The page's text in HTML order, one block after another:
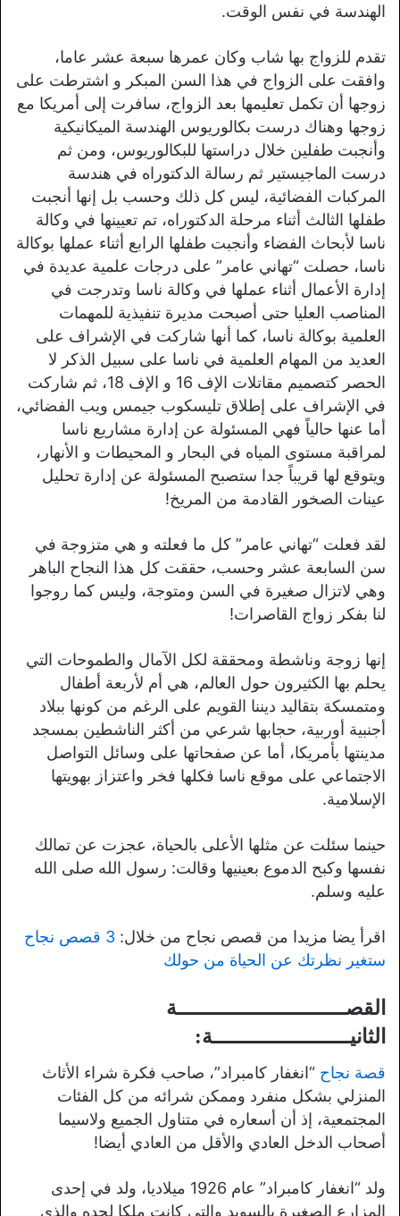
الهندسة في نفس الوقت.
تقدم للزواج بها شاب وكان عمرها سبعة عشر عاما،
وافقت على الزواج في هذا السن المبكر و اشترطت على
زوجها أن تكمل تعليمها بعد الزواج، سافرت إلى أمريكا مع
زوجها وهناك درست بكالوريوس الهندسة الميكانيكية
وأنجبت طفلين خلال دراستها للبكالوريوس، ومن ثم
درست الماجيستير ثم رسالة الدكتوراه في هندسة
المركبات الفضائية، ليس كل ذلك وحسب بل إنها أنجبت
طفلها الثالث أثناء مرحلة الدكتوراه، تم تعيينها في وكالة
ناسا لأبحاث الفضاء وأنجبت طفلها الرابع أثناء عملها بوكالة
ناسا، حصلت “تهاني عامر” على درجات علمية عديدة في
إدارة الأعمال أثناء عملها في وكالة ناسا وتدرجت في
المناصب العليا حتى أصبحت مديرة تنفيذية للمهمات
العلمية بوكالة ناسا، كما أنها شاركت في الإشراف على
العديد من المهام العلمية في ناسا على سبيل الذكر لا
الحصر كتصميم مقاتلات الإف 16 و الإف 18، ثم شاركت
في الإشراف على إطلاق تليسكوب جيمس ويب الفضائي،
أما عنها حالياً فهي المسئولة عن إدارة مشاريع ناسا
لمراقبة مستوى المياه في البحار و المحيطات و الأنهار،
ويتوقع لها قريباً جدا ستصبح المسئولة عن إدارة تحليل
عينات الصخور القادمة من المريخ!
لقد فعلت “تهاني عامر” كل ما فعلته و هي متزوجة في
سن السابعة عشر وحسب، حققت كل هذا النجاح الباهر
وهي لاتزال صغيرة في السن ومتوجة، وليس كما روجوا
لنا بفكر زواج القاصرات!
إنها زوجة وناشطة ومحققة لكل الآمال والطموحات التي
يحلم بها الكثيرون حول العالم، هي أم لأربعة أطفال
ومتمسكة بتقاليد ديننا القويم على الرغم من كونها ببلاد
أجنبية أوربية، حجابها شرعي من أكثر الناشطين بمسجد
مدينتها بأمريكا، أما عن صفحاتها على وسائل التواصل
الاجتماعي على موقع ناسا فكلها فخر واعتزاز بهويتها
الإسلامية.
حينما سئلت عن مثلها الأعلى بالحياة، عجزت عن تمالك
نفسها وكبح الدموع بعينيها وقالت: رسول الله صلى الله
عليه وسلم.
اقرأ يضا مزيدا من قصص نجاح من خلال:
3 قصص نجاح
ستغير نظرتك عن الحياة من حولك
القصـــــــــــــــــــــــــــة
الثانيــــــــــــــــــــــة:
قصة نجاح “انغفار كامبراد”، صاحب فكرة شراء الأثاث
المنزلي بشكل منفرد وممكن شرائه من كل الفئات
المجتمعية، إذ أن أسعاره في متناول الجميع ولاسيما
أصحاب الدخل العادي والأقل من العادي أيضا!
ولد “انغفار كامبراد” عام 1926 ميلاديا، ولد في إحدى
المزارع الصغيرة بالسويد والتي كانت ملكا لجده والذي